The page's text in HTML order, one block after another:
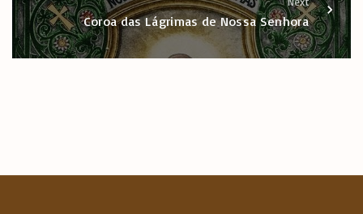
Coroa das Lágrimas de Nossa Senhora